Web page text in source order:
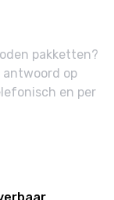
pakketten?
antwoord op
en per